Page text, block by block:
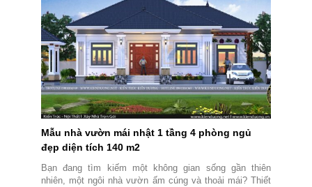
Mẫu nhà vườn mái nhật 1 tầng 4 phòng ngủ
đẹp diện tích 140 m2
Bạn đang tìm kiếm một không gian sống gần thiên
nhiên, một ngôi nhà vườn ấm cúng và thoải mái? Thiết